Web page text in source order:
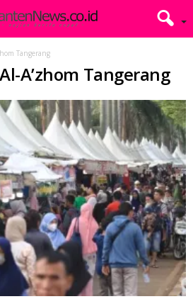
Tangerang
A’zhom Tangerang